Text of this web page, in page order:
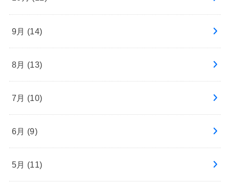
9月 (14)
8月 (13)
7月 (10)
6月 (9)
5月 (11)